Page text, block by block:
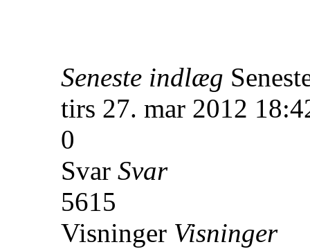
Seneste indlæg
tirs 27. mar 2012
0
Svar Svar
5615
Visninger Visninger